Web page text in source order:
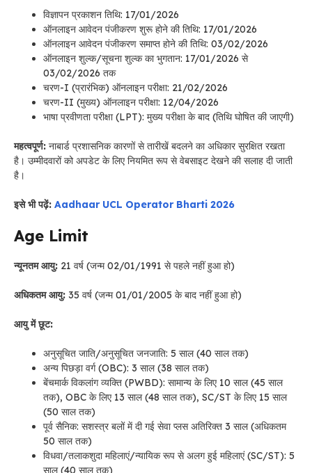
विज्ञापन प्रकाशन तिथि: 17/01/2026
ऑनलाइन आवेदन पंजीकरण शुरू होने की तिथि: 17/01/2026
ऑनलाइन आवेदन पंजीकरण समाप्त होने की तिथि: 03/02/2026
ऑनलाइन शुल्क/सूचना शुल्क का भुगतान: 17/01/2026 से
03/02/2026 तक
चरण-I (प्रारंभिक) ऑनलाइन परीक्षा: 21/02/2026
चरण-II (मुख्य) ऑनलाइन परीक्षा: 12/04/2026
भाषा प्रवीणता परीक्षा (LPT): मुख्य परीक्षा के बाद (तिथि घोषित की जाएगी)
महत्वपूर्ण: नाबार्ड प्रशासनिक कारणों से तारीखें बदलने का अधिकार सुरक्षित रखता
है। उम्मीदवारों को अपडेट के लिए नियमित रूप से वेबसाइट देखने की सलाह दी जाती
है।
इसे भी पढ़ें: Aadhaar UCL Operator Bharti 2026
Age Limit
न्यूनतम आयु: 21 वर्ष (जन्म 02/01/1991 से पहले नहीं हुआ हो)
अधिकतम आयु: 35 वर्ष (जन्म 01/01/2005 के बाद नहीं हुआ हो)
आयु में छूट:
अनुसूचित जाति/अनुसूचित जनजाति: 5 साल (40 साल तक)
अन्य पिछड़ा वर्ग (OBC): 3 साल (38 साल तक)
बेंचमार्क विकलांग व्यक्ति (PWBD): सामान्य के लिए 10 साल (45 साल
तक), OBC के लिए 13 साल (48 साल तक), SC/ST के लिए 15 साल
(50 साल तक)
पूर्व सैनिक: सशस्त्र बलों में दी गई सेवा प्लस अतिरिक्त 3 साल (अधिकतम
50 साल तक)
विधवा/तलाकशुदा महिलाएं/न्यायिक रूप से अलग हुई महिलाएं (SC/ST): 5
साल (40 साल तक)